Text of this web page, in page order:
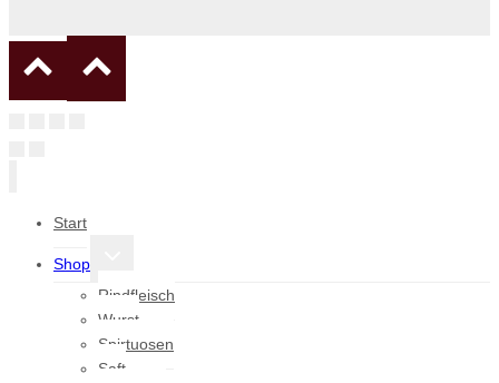
Start
Shop
Rindfleisch
Wurst
Spirtuosen
Saft